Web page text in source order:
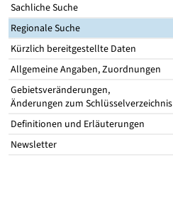
Sachliche Suche
Regionale Suche
Kürzlich bereitgestellte Daten
Allgemeine Angaben, Zuordnungen
Gebietsveränderungen,
Änderungen zum Schlüsselverzeichnis
Definitionen und Erläuterungen
Newsletter